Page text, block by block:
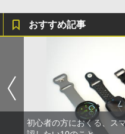
おすすめ記事
初心者の方におくる、ス